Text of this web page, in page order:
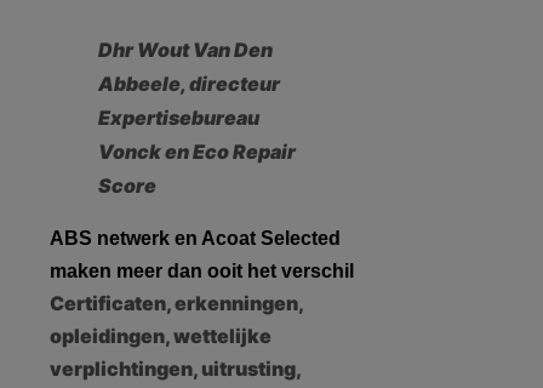
Dhr Wout Van Den
Abbeele, directeur
Expertisebureau
Vonck en Eco Repair
Score
ABS netwerk en Acoat Selected
maken meer dan ooit het verschil
Certificaten, erkenningen,
opleidingen, wettelijke
verplichtingen, uitrusting,